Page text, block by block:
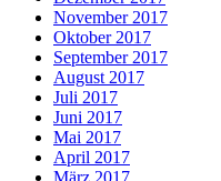
November 2017
Oktober 2017
September 2017
August 2017
Juli 2017
Juni 2017
Mai 2017
April 2017
März 2017